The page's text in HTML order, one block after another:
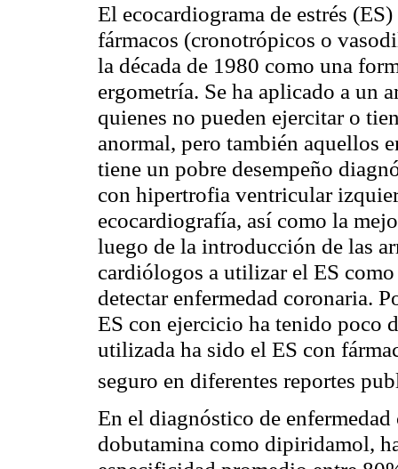
El ecocardiograma de estrés
fármacos (cronotrópicos o
la década de 1980 como una
ergometría. Se ha aplicado a un
quienes no pueden ejercitar o
anormal, pero también aquellos
tiene un pobre desempeño
con hipertrofia ventricular
ecocardiografía, así como la
luego de la introducción de las
cardiólogos a utilizar el ES
detectar enfermedad coronaria.
ES con ejercicio ha tenido poco
utilizada ha sido el ES con
seguro en diferentes reportes
En el diagnóstico de
dobutamina como dipiridamol,